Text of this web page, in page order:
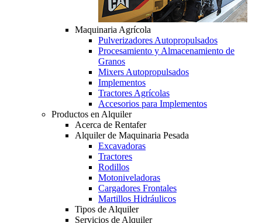
Maquinaria Agrícola
Pulverizadores Autopropulsados
Procesamiento y Almacenamiento de
Granos
Mixers Autopropulsados
Implementos
Tractores Agrícolas
Accesorios para Implementos
Productos en Alquiler
Acerca de Rentafer
Alquiler de Maquinaria Pesada
Excavadoras
Tractores
Rodillos
Motoniveladoras
Cargadores Frontales
Martillos Hidráulicos
Tipos de Alquiler
Servicios de Alquiler